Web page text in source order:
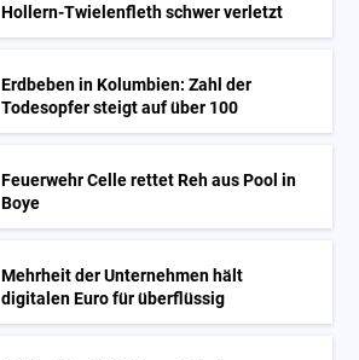
Hollern-Twielenfleth schwer verletzt
Erdbeben in Kolumbien: Zahl der
Todesopfer steigt auf über 100
Feuerwehr Celle rettet Reh aus Pool in
Boye
Mehrheit der Unternehmen hält
digitalen Euro für überflüssig